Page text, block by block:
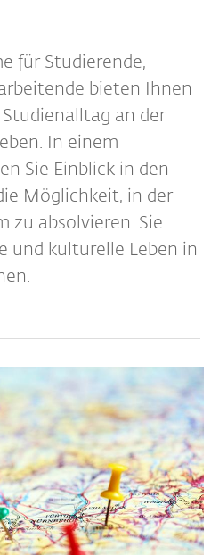
für Studierende,
bieten Ihnen
an der
In einem
Sie Einblick in den
Möglichkeit, in der
zu absolvieren. Sie
und kulturelle Leben in